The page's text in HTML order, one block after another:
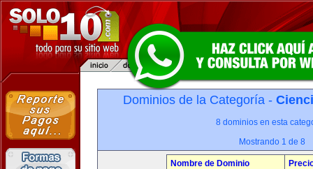
Dominios de la Categoría -
8 dominios en esta
Mostrando 1 de 8
Nombre de Dominio